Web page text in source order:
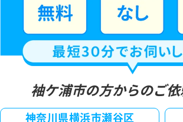
袖ケ浦市の方からのご依
神奈川県横浜市瀬谷区